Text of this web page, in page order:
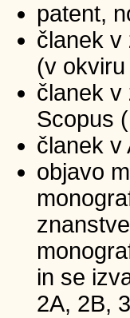
patent,
članek v
(v
članek v
Scopus
članek v
objavo
in se
2A, 2B,